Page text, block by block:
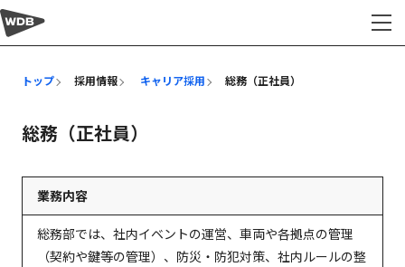
採用情報
トップ 採用情報 キャリア採用 総務（正社員）
総務（正社員）
業務内容
総務部では、社内イベントの運営、車両や各拠点の管理
（契約や鍵等の管理）、防災・防犯対策、社内ルールの整